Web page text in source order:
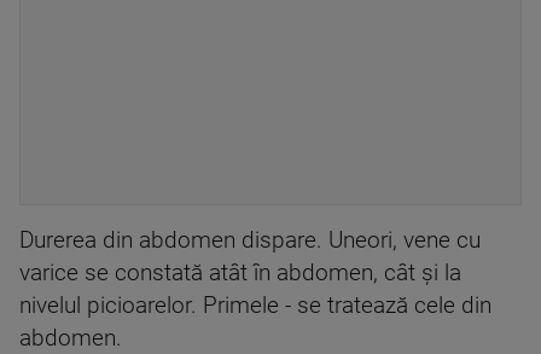
Durerea din abdomen dispare. Uneori, vene cu
varice se constată atât în abdomen, cât și la
nivelul picioarelor. Primele - se tratează cele din
abdomen.